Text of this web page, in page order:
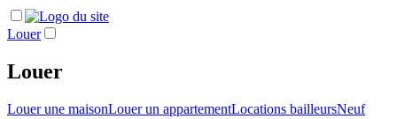
Louer
Louer
Louer une maisonLouer un appartementLocations bailleursNeuf